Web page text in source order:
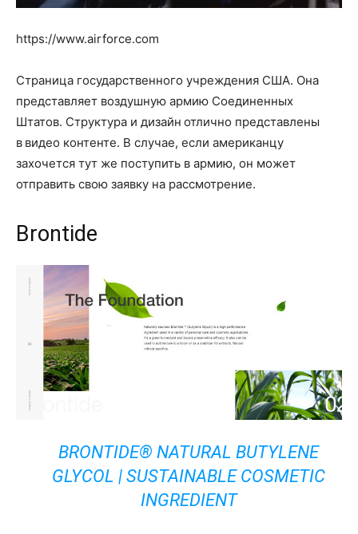
https://www.airforce.com
Страница государственного учреждения США. Она
представляет воздушную армию Соединенных
Штатов. Структура и дизайн отлично представлены
в видео контенте. В случае, если американцу
захочется тут же поступить в армию, он может
отправить свою заявку на рассмотрение.
Brontide
BRONTIDE® NATURAL BUTYLENE
GLYCOL | SUSTAINABLE COSMETIC
INGREDIENT